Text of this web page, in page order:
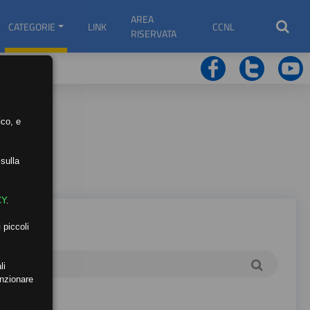
CATEGORIE LINK
AREA
RISERVATA
CCNL
e
.
piccoli